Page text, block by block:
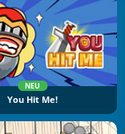
NEU
You Hit Me!